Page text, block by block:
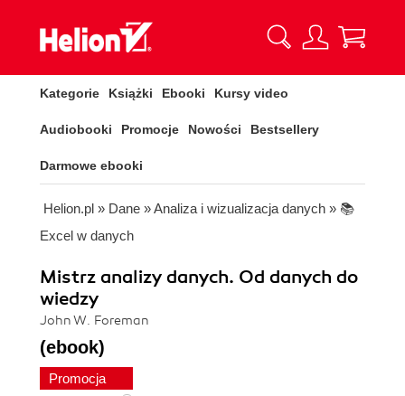
Kategorie Książki Ebooki Kursy video
Audiobooki Promocje Nowości Bestsellery
Darmowe ebooki
Helion.pl » Dane »Analiza i wizualizacja danych » 📚
Excel w danych
Mistrz analizy danych. Od danych do
wiedzy
John W. Foreman
(ebook)
Promocja